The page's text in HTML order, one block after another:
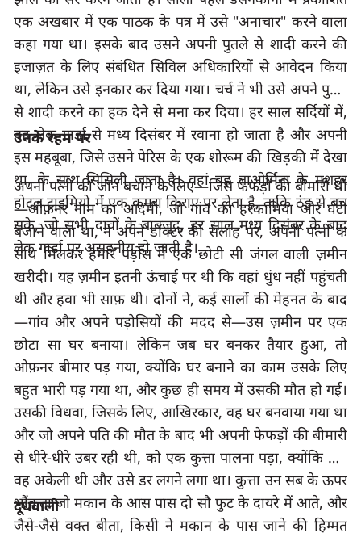
एक अखबार में एक पाठक के पत्र में उसे "अनाचार" करने वाला
कहा गया था। इसके बाद उसने अपनी पुतले से शादी करने की
इजाज़त के लिए संबंधित सिविल अधिकारियों से आवेदन किया
था, लेकिन उसे इनकार कर दिया गया। चर्च ने भी उसे अपने पुतले
से शादी करने का हक देने से मना कर दिया। हर साल सर्दियों में
वह लेक गार्डा से मध्य दिसंबर में रवाना हो जाता है और अपनी
इस महबूबा, जिसे उसने पेरिस के एक शोरूम की खिड़की में देखा
था, के साथ सिसिली जाता है। वहां वह ताओर्मिना के मशहूर
होटल टाइमियो में एक कमरा किराए पर लेता है, ताकि ठंड से बच
सके, जो सभी दावों के बावजूद, हर साल मध्य दिसंबर के बाद
लेक गार्डा पर असहनीय हो जाती है।
उनके रहम पर
अपनी पत्नी की जान बचाने के लिए—जिसे फेफड़ों की बीमारी थी
—ओफ़नर नाम का आदमी, जो गांव का हरकामिया और घंटी
बजाने वाला था, ने अपने डॉक्टर की सलाह पर, अपनी पत्नी के
साथ मिलकर हमारे पड़ोस में एक छोटी सी जंगल वाली ज़मीन
खरीदी। यह ज़मीन इतनी ऊंचाई पर थी कि वहां धुंध नहीं पहुंचती
थी और हवा भी साफ़ थी। दोनों ने, कई सालों की मेहनत के बाद
—गांव और अपने पड़ोसियों की मदद से—उस ज़मीन पर एक
छोटा सा घर बनाया। लेकिन जब घर बनकर तैयार हुआ, तो
ओफ़नर बीमार पड़ गया, क्योंकि घर बनाने का काम उसके लिए
बहुत भारी पड़ गया था, और कुछ ही समय में उसकी मौत हो गई।
उसकी विधवा, जिसके लिए, आखिरकार, वह घर बनवाया गया था
और जो अपने पति की मौत के बाद भी अपनी फेफड़ों की बीमारी
से धीरे-धीरे उबर रही थी, को एक कुत्ता पालना पड़ा, क्योंकि अब
वह अकेली थी और उसे डर लगने लगा था। कुत्ता उन सब के ऊपर
भौंकता जो मकान के आस पास दो सौ फुट के दायरे में आते, और
जैसे-जैसे वक्त बीता, किसी ने मकान के पास जाने की हिम्मत
दूधवाली